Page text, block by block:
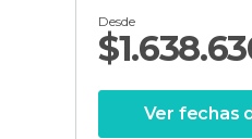
Desde
$
Ver fechas